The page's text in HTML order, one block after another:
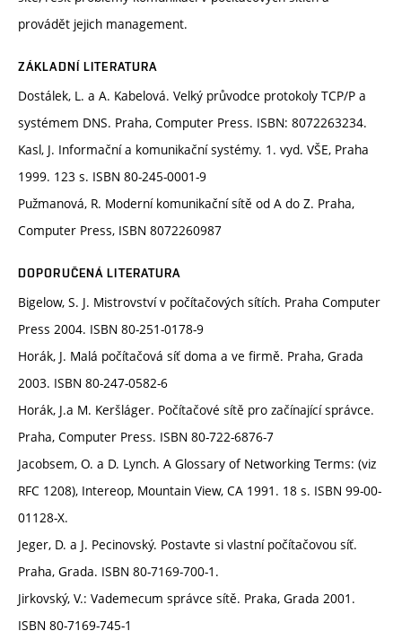
provádět jejich management.
ZÁKLADNÍ LITERATURA
Dostálek, L. a A. Kabelová. Velký průvodce protokoly TCP/P a
systémem DNS. Praha, Computer Press. ISBN: 8072263234.
Kasl, J. Informační a komunikační systémy. 1. vyd. VŠE, Praha
1999. 123 s. ISBN 80-245-0001-9
Pužmanová, R. Moderní komunikační sítě od A do Z. Praha,
Computer Press, ISBN 8072260987
DOPORUČENÁ LITERATURA
Bigelow, S. J. Mistrovství v počítačových sítích. Praha Computer
Press 2004. ISBN 80-251-0178-9
Horák, J. Malá počítačová síť doma a ve firmě. Praha, Grada
2003. ISBN 80-247-0582-6
Horák, J.a M. Keršláger. Počítačové sítě pro začínající správce.
Praha, Computer Press. ISBN 80-722-6876-7
Jacobsem, O. a D. Lynch. A Glossary of Networking Terms: (viz
RFC 1208), Intereop, Mountain View, CA 1991. 18 s. ISBN 99-00-
01128-X.
Jeger, D. a J. Pecinovský. Postavte si vlastní počítačovou síť.
Praha, Grada. ISBN 80-7169-700-1.
Jirkovský, V.: Vademecum správce sítě. Praka, Grada 2001.
ISBN 80-7169-745-1